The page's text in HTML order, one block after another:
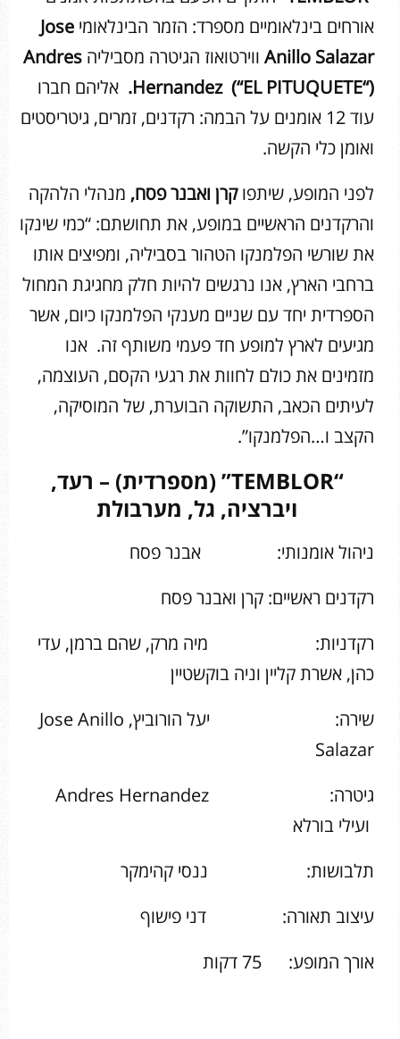
אורחים בינלאומיים מספרד: הזמר הבינלאומי Jose
Anillo Salazar ווירטואוז הגיטרה מסביליה Andres
Hernandez(“EL PITUQUETE“).
אליהם חברו
עוד 12 אומנים על הבמה: רקדנים, זמרים, גיטריסטים
ואומן כלי הקשה.
לפני המופע, שיתפוקרן ואבנר פסח, מנהלי הלהקה
והרקדנים הראשיים במופע, את תחושתם: “כמי שינקו
את שורשי הפלמנקו הטהור בסביליה, ומפיצים אותו
ברחבי הארץ, אנו נרגשים להיות חלק מחגיגת המחול
הספרדית יחד עם שניים מענקי הפלמנקו כיום, אשר
מגיעים לארץ למופע חד פעמי משותף זה. אנו
מזמינים את כולם לחוות את רגעי הקסם, העוצמה,
לעיתים הכאב, התשוקה הבוערת, של המוסיקה,
הקצב ו…הפלמנקו”.
“
TEMBLOR” (מספרדית) – רעד,
ויברציה, גל, מערבולת
ניהול אומנותי: אבנר פסח
רקדנים ראשיים: קרן ואבנר פסח
רקדניות: מיה מרק, שהם ברמן, עדי
כהן, אשרת קליין וניה בוקשטיין
שירה: יעל הורוביץ, Jose Anillo
Salazar
גיטרה: Andres Hernandez
ועילי בורלא
תלבושות: ננסי קהימקר
עיצוב תאורה: דני פישוף
אורך המופע: 75 דקות